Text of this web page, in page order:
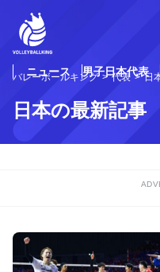
テ
ツ
ニュース 男子日本代表
バレーボールキング 代表 日
日本の最新記事